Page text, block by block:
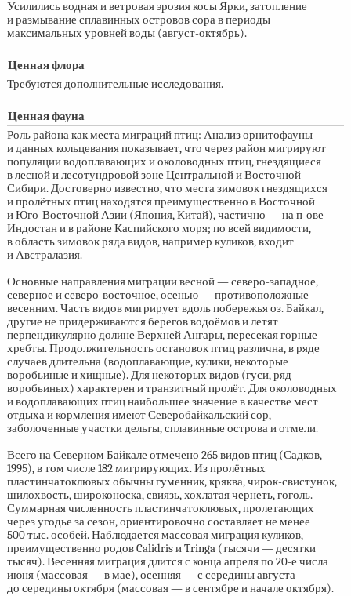
Усилились водная и ветровая эрозия косы Ярки, затопление
и размывание сплавинных островов сора в периоды
максимальных уровней воды (август-октябрь).
Ценная флора
Требуются дополнительные исследования.
Ценная фауна
Роль района как места миграций птиц: Анализ орнитофауны
и данных кольцевания показывает, что через район мигрируют
популяции водоплавающих и околоводных птиц, гнездящиеся
в лесной и лесотундровой зоне Центральной и Восточной
Сибири. Достоверно известно, что места зимовок гнездящихся
и пролётных птиц находятся преимущественно в Восточной
и Юго-Восточной Азии (Япония, Китай), частично — на п-ове
Индостан и в районе Каспийского моря; по всей видимости,
в область зимовок ряда видов, например куликов, входит
и Австралазия.
Основные направления миграции весной — северо-западное,
северное и северо-восточное, осенью — противоположные
весенним. Часть видов мигрирует вдоль побережья оз. Байкал,
другие не придерживаются берегов водоёмов и летят
перпендикулярно долине Верхней Ангары, пересекая горные
хребты. Продолжительность остановок птиц различна, в ряде
случаев длительна (водоплавающие, кулики, некоторые
воробьиные и хищные). Для некоторых видов (гуси, ряд
воробьиных) характерен и транзитный пролёт. Для околоводных
и водоплавающих птиц наибольшее значение в качестве мест
отдыха и кормления имеют Северобайкальский сор,
заболоченные участки дельты, сплавинные острова и отмели.
Всего на Северном Байкале отмечено 265 видов птиц (Садков,
1995), в том числе 182 мигрирующих. Из пролётных
пластинчатоклювых обычны гуменник, кряква, чирок-свистунок,
шилохвость, широконоска, свиязь, хохлатая чернеть, гоголь.
Суммарная численность пластинчатоклювых, пролетающих
через угодье за сезон, ориентировочно составляет не менее
500 тыс. особей. Наблюдается массовая миграция куликов,
преимущественно родов Calidris и Tringa (тысячи — десятки
тысяч). Весенняя миграция длится с конца апреля по 20-е числа
июня (массовая — в мае), осенняя — с середины августа
до середины октября (массовая — в сентябре и начале октября).